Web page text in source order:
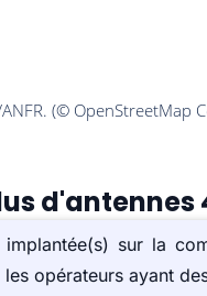
d'antennes
sur la
opérateurs ayant